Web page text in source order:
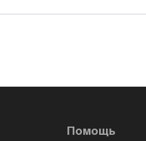
Помощь